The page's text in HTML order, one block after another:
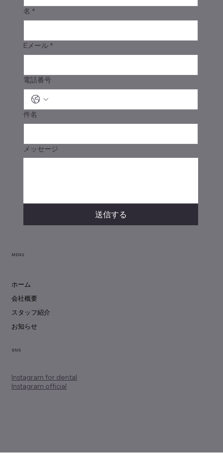
Instagram for dental
Instagram official
SNS
ホーム
会社概要
スタッフ紹介
お知らせ
MENU
名 *
Eメール *
電話番号
件名
メッセージ
送信する